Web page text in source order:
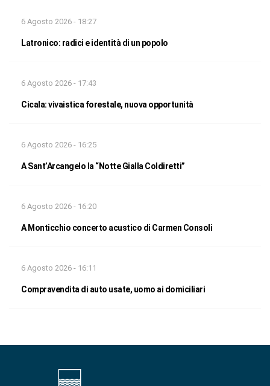
6 Agosto 2026 - 18:27
Latronico: radici e identità di un popolo
6 Agosto 2026 - 17:43
Cicala: vivaistica forestale, nuova opportunità
6 Agosto 2026 - 16:25
A Sant’Arcangelo la “Notte Gialla Coldiretti”
6 Agosto 2026 - 16:20
A Monticchio concerto acustico di Carmen Consoli
6 Agosto 2026 - 16:11
Compravendita di auto usate, uomo ai domiciliari